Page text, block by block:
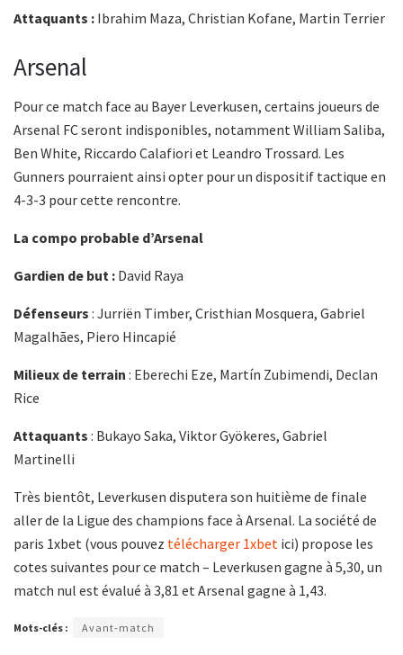
Attaquants : Ibrahim Maza, Christian Kofane, Martin Terrier
Arsenal
Pour ce match face au Bayer Leverkusen, certains joueurs de
Arsenal FC seront indisponibles, notamment William Saliba,
Ben White, Riccardo Calafiori et Leandro Trossard. Les
Gunners pourraient ainsi opter pour un dispositif tactique en
4-3-3 pour cette rencontre.
La compo probable d’Arsenal
Gardien de but : David Raya
Défenseurs : Jurriën Timber, Cristhian Mosquera, Gabriel
Magalhães, Piero Hincapié
Milieux de terrain : Eberechi Eze, Martín Zubimendi, Declan
Rice
Attaquants : Bukayo Saka, Viktor Gyökeres, Gabriel
Martinelli
Très bientôt, Leverkusen disputera son huitième de finale
aller de la Ligue des champions face à Arsenal. La société de
paris 1xbet (vous pouvez télécharger 1xbet ici) propose les
cotes suivantes pour ce match – Leverkusen gagne à 5,30, un
match nul est évalué à 3,81 et Arsenal gagne à 1,43.
Mots-clés : Avant-match